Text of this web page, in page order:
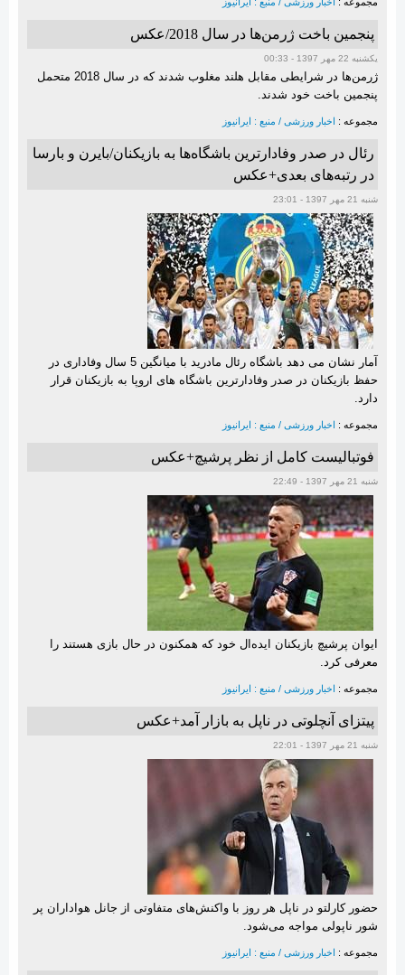
پنجمین باخت ژرمن‌ها در سال 2018/عکس
یکشنبه 22 مهر 1397 - 00:33
ژرمن‌ها در شرایطی مقابل هلند مغلوب شدند که در سال 2018 متحمل
پنجمین باخت خود شدند.
مجموعه : اخبار ورزشی / منبع : ایرانیوز
رئال در صدر وفادارترین باشگاه‌ها به بازیکنان/بایرن و بارسا
در رتبه‌های بعدی+عکس
شنبه 21 مهر 1397 - 23:01
آمار نشان می دهد باشگاه رئال مادرید با میانگین 5 سال وفاداری در
حفظ بازیکنان در صدر وفادارترین باشگاه های اروپا به بازیکنان قرار
دارد.
مجموعه : اخبار ورزشی / منبع : ایرانیوز
فوتبالیست کامل از نظر پرشیچ+عکس
شنبه 21 مهر 1397 - 22:49
ایوان پرشیچ بازیکنان ایده‌ال خود که همکنون در حال بازی هستند را
معرفی کرد.
مجموعه : اخبار ورزشی / منبع : ایرانیوز
پیتزای آنچلوتی در ناپل به بازار آمد+عکس
شنبه 21 مهر 1397 - 22:01
حضور کارلتو در ناپل هر روز با واکنش‌های متفاوتی از جانل هواداران پر
شور ناپولی مواجه می‌شود.
مجموعه : اخبار ورزشی / منبع : ایرانیوز